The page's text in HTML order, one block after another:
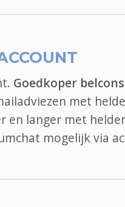
Goedkoper
met
en langer met
mogelijk via